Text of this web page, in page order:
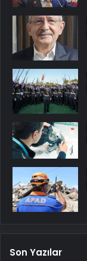
Son Yazılar